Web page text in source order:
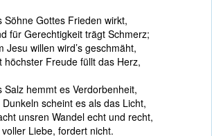
Söhne Gottes Frieden wirkt,
für Gerechtigkeit trägt Schmerz;
Jesu willen wird’s geschmäht,
höchster Freude füllt das Herz,
Salz hemmt es Verdorbenheit,
Dunkeln scheint es als das Licht,
unsren Wandel echt und recht,
voller Liebe, fordert nicht.